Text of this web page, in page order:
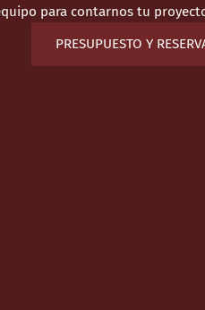
para contarnos tu
PRESUPUESTO Y